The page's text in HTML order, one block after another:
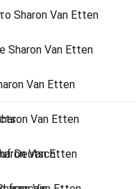
Sharon Van Etten
Van Etten
Van Etten
Van Etten
Van Etten
Deutsch